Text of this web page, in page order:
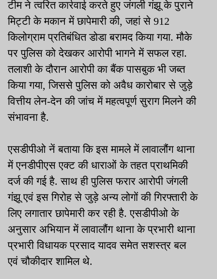
टीम ने त्वरित कार्रवाई करते हुए जंगली गंझू के पुराने
मिट्टी के मकान में छापेमारी की, जहां से 912
किलोग्राम प्रतिबंधित डोडा बरामद किया गया. मौके
पर पुलिस को देखकर आरोपी भागने में सफल रहा.
तलाशी के दौरान आरोपी का बैंक पासबुक भी जब्त
किया गया, जिससे पुलिस को अवैध कारोबार से जुड़े
वित्तीय लेन-देन की जांच में महत्वपूर्ण सुराग मिलने की
संभावना है.
एसडीपीओ नें बताया कि इस मामले में लावालौंग थाना
में एनडीपीएस एक्ट की धाराओं के तहत प्राथमिकी
दर्ज की गई है. साथ ही पुलिस फरार आरोपी जंगली
गंझू एवं इस गिरोह से जुड़े अन्य लोगों की गिरफ्तारी के
लिए लगातार छापेमारी कर रही है. एसडीपीओ के
अनुसार अभियान में लावालौंग थाना के प्रभारी थाना
प्रभारी विधायक प्रसाद यादव समेत सशस्त्र बल
एवं चौकीदार शामिल थे.